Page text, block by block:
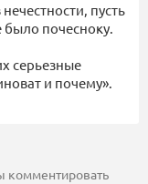
пусть
было почесноку.
серьезные
и почему».
комментировать